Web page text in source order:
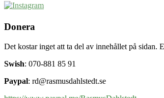
Donera
Det kostar inget att ta del av innehållet på sidan.
Swish: 070-881 85 91
Paypal: rd@rasmusdahlstedt.se